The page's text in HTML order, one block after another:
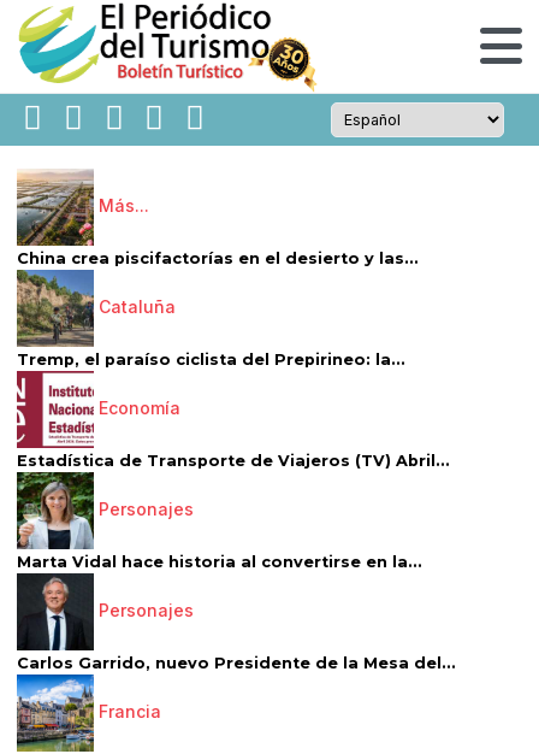
Más...
China crea piscifactorías en el desierto y las...
Cataluña
Tremp, el paraíso ciclista del Prepirineo: la...
Economía
Estadística de Transporte de Viajeros (TV) Abril...
Personajes
Marta Vidal hace historia al convertirse en la...
Personajes
Carlos Garrido, nuevo Presidente de la Mesa del...
Francia